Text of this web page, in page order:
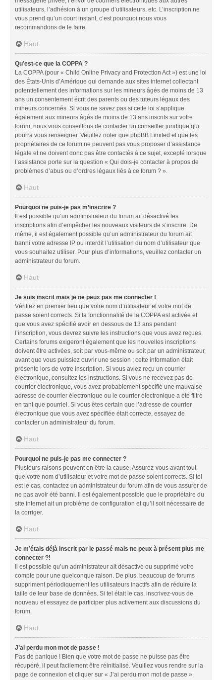
utilisateurs, l’adhésion à un groupe d’utilisateurs, etc. L’inscription ne
vous prend qu’un court instant, c’est pourquoi nous vous
recommandons de le faire.
Haut
Qu’est-ce que la COPPA ?
La COPPA (pour « Child Online Privacy and Protection Act ») est une loi
des États-Unis d’Amérique qui demande aux sites internet collectant
potentiellement des informations sur les mineurs âgés de moins de 13
ans un consentement écrit des parents ou des tuteurs légaux des
mineurs concernés. Si vous ne savez pas si cette loi s’applique
également aux mineurs âgés de moins de 13 ans inscrits sur votre
forum, nous vous conseillons de contacter un conseiller juridique qui
pourra vous renseigner. Veuillez noter que phpBB Limited et que les
propriétaires de ce forum ne peuvent pas vous proposer d’assistance
légale et ne doivent donc pas être contactés à ce sujet, excepté lorsque
l’assistance porte sur la question « Qui dois-je contacter à propos de
problèmes d’abus ou d’ordres légaux liés à ce forum ? ».
Haut
Pourquoi ne puis-je pas m’inscrire ?
Il est possible qu’un administrateur du forum ait désactivé les
inscriptions afin d’empêcher les nouveaux visiteurs de s’inscrire. De
même, il est également possible qu’un administrateur du forum ait
banni votre adresse IP ou interdit l’utilisation du nom d’utilisateur que
vous souhaitez utiliser. Pour plus d’informations, veuillez contacter un
administrateur du forum.
Haut
Je suis inscrit mais je ne peux pas me connecter !
Vérifiez en premier lieu que votre nom d’utilisateur et votre mot de
passe soient corrects. Si la fonctionnalité de la COPPA est activée et
que vous avez spécifié avoir en dessous de 13 ans pendant
l’inscription, vous devrez suivre les instructions que vous avez reçues.
Certains forums exigeront également que les nouvelles inscriptions
doivent être activées, soit par vous-même ou soit par un administrateur,
avant que vous puissiez ouvrir une session ; cette information était
présente lors de votre inscription. Si vous aviez reçu un courrier
électronique, consultez les instructions. Si vous ne recevez pas de
courrier électronique, vous avez probablement spécifié une mauvaise
adresse de courrier électronique ou le courrier électronique a été filtré
en tant que pourriel. Si vous êtes certain que l’adresse de courrier
électronique que vous avez spécifiée était correcte, essayez de
contacter un administrateur du forum.
Haut
Pourquoi ne puis-je pas me connecter ?
Plusieurs raisons peuvent en être la cause. Assurez-vous avant tout
que votre nom d’utilisateur et votre mot de passe soient corrects. Si tel
est le cas, contactez un administrateur du forum afin de vous assurer de
ne pas avoir été banni. Il est également possible que le propriétaire du
site internet ait un problème de configuration et qu’il soit nécessaire de
la corriger.
Haut
Je m’étais déjà inscrit par le passé mais ne peux à présent plus me
connecter ?!
Il est possible qu’un administrateur ait désactivé ou supprimé votre
compte pour une quelconque raison. De plus, beaucoup de forums
suppriment périodiquement les utilisateurs inactifs afin de réduire la
taille de leur base de données. Si tel était le cas, inscrivez-vous de
nouveau et essayez de participer plus activement aux discussions du
forum.
Haut
J’ai perdu mon mot de passe !
Pas de panique ! Bien que votre mot de passe ne puisse pas être
récupéré, il peut facilement être réinitialisé. Veuillez vous rendre sur la
page de connexion et cliquer sur « J’ai perdu mon mot de passe ».